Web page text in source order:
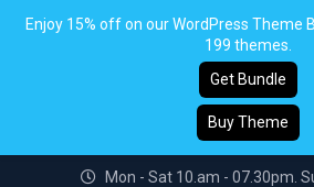
Mon - Sat 10.am - 07.30pm.
Enjoy 15% off on our WordPress Theme
199 themes.
Get Bundle
Buy Theme